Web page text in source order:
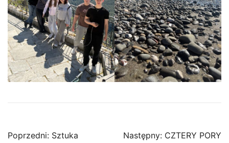
Nawigacja
Poprzedni: Sztuka Następny: CZTERY PORY